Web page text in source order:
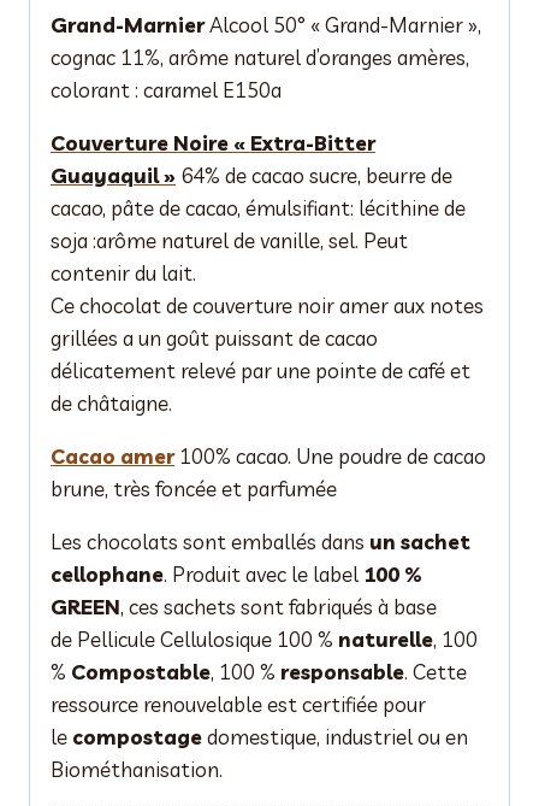
Grand-MarnierAlcool 50° « Grand-Marnier »,
cognac 11%, arôme naturel d’oranges amères,
colorant : caramel E150a
Couverture Noire « Extra-Bitter
Guayaquil » 64% de cacao sucre, beurre de
cacao, pâte de cacao, émulsifiant: lécithine de
soja :arôme naturel de vanille, sel. Peut
contenir du lait.
Ce chocolat de couverture noir amer aux notes
grillées a un goût puissant de cacao
délicatement relevé par une pointe de café et
de châtaigne.
Cacao amer100% cacao. Une poudre de cacao
brune, très foncée et parfumée
Les chocolats sont emballés dans un sachet
cellophane. Produit avec le label 100 %
GREEN, ces sachets sont fabriqués à base
de Pellicule Cellulosique 100 % naturelle, 100
% Compostable, 100 % responsable. Cette
ressource renouvelable est certifiée pour
le compostagedomestique, industriel ou en
Biométhanisation.